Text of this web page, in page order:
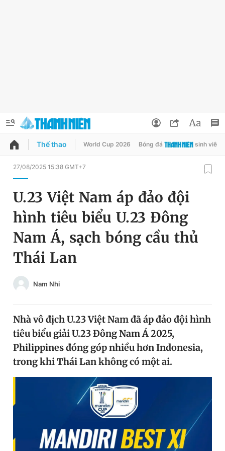
QUẢNG CÁO ĐẶT BÁO
Chuyên mục
Chuyên mục khác
Chào ngày mới
Tin thị trường
Video Magazine
Sản phẩm khác
Tiện ích Bạn cần biết
Thông tin tòa soạn Liên hệ quảng cáo
Đổi mật khẩu
Tin đã lưu
Tin đã xem
Thể thao World Cup 2026 Bóng đá sinh viên
27/08/2025 15:38 GMT+7
U.23 Việt Nam áp đảo đội
hình tiêu biểu U.23 Đông
Nam Á, sạch bóng cầu thủ
Thái Lan
Nam Nhi
Nhà vô địch U.23 Việt Nam đã áp đảo đội hình
tiêu biểu giải U.23 Đông Nam Á 2025,
Philippines đóng góp nhiều hơn Indonesia,
trong khi Thái Lan không có một ai.